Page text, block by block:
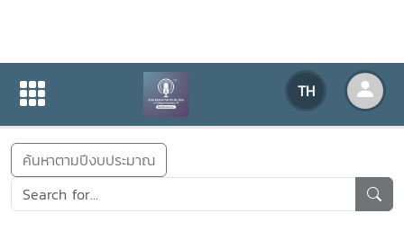
TH
ข่าวสารกิจกรรม
ข่าวสารกิจกรรม
ค้นหาตามปีงบประมาณ